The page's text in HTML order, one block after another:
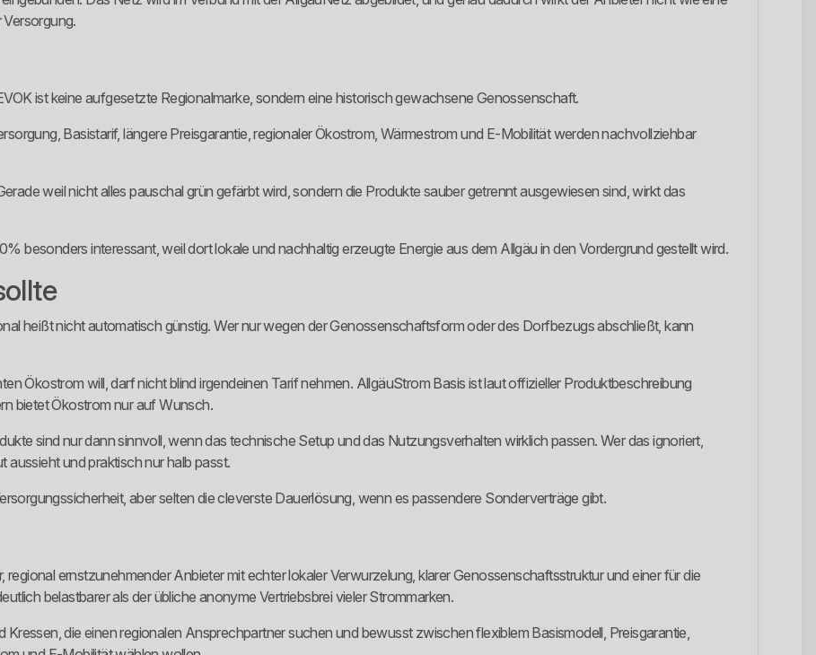
ist keine aufgesetzte Regionalmarke, sondern eine historisch gewachsene Genossenschaft.
Basistarif, längere Preisgarantie, regionaler Ökostrom, Wärmestrom und E-Mobilität werden nachvollziehbar
weil nicht alles pauschal grün gefärbt wird, sondern die Produkte sauber getrennt ausgewiesen sind, wirkt das
besonders interessant, weil dort lokale und nachhaltig erzeugte Energie aus dem Allgäu in den Vordergrund gestellt wird.
heißt nicht automatisch günstig. Wer nur wegen der Genossenschaftsform oder des Dorfbezugs abschließt, kann
Ökostrom will, darf nicht blind irgendeinen Tarif nehmen. AllgäuStrom Basis ist laut offizieller Produktbeschreibung
bietet Ökostrom nur auf Wunsch.
sind nur dann sinnvoll, wenn das technische Setup und das Nutzungsverhalten wirklich passen. Wer das ignoriert,
aussieht und praktisch nur halb passt.
aber selten die cleverste Dauerlösung, wenn es passendere Sonderverträge gibt.
regional ernstzunehmender Anbieter mit echter lokaler Verwurzelung, klarer Genossenschaftsstruktur und einer für die
belastbarer als der übliche anonyme Vertriebsbrei vieler Strommarken.
Kressen, die einen regionalen Ansprechpartner suchen und bewusst zwischen flexiblem Basismodell, Preisgarantie,